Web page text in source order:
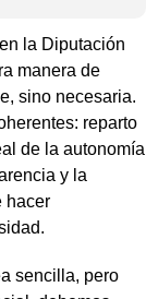
la Diputación
manera de
sino necesaria.
reparto
de la autonomía
y la
hacer
sencilla, pero